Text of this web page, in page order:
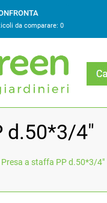
da comparare: 0
d.50*3/4"
Presa a staffa PP d.50*3/4"